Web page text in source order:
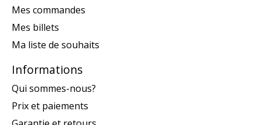
Mes commandes
Mes billets
Ma liste de souhaits
Informations
Qui sommes-nous?
Prix et paiements